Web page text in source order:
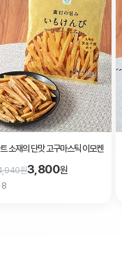
소재의 단맛 고구마스틱 이모켄삐 80g
원3,800원
·8